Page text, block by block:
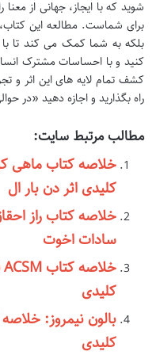
شوید که با ایجاز، جهانی از
برای شماست. مطالعه این کتاب،
بلکه به شما کمک می کند تا
کنید و با احساسات مشترک
کشف تمام لایه های این اثر و
راه بگذارید و اجازه دهید «در
مطالب مرتبط سایت:
خلاصه کتاب ماهی
کلیدی اثر دن بار ال
خلاصه کتاب راز
سادات اخوت
کلیدی
بالون نیمروز:
کلیدی